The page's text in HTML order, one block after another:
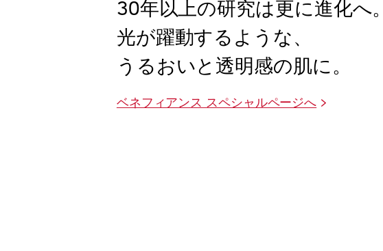
30年以上の研究は更に進化へ。
光が躍動するような、
うるおいと透明感の肌に。
ベネフィアンス スペシャルページへ >